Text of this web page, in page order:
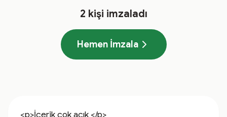
2 kişi imzaladı
Hemen İmzala
<p>İçerik çok açık </p>